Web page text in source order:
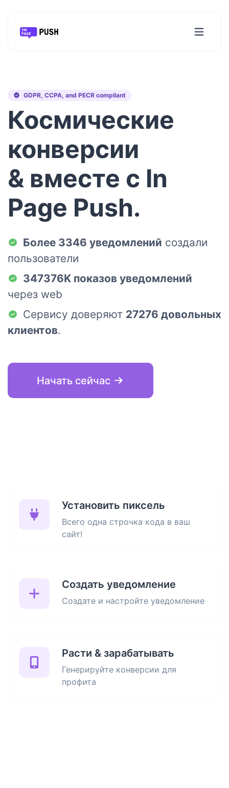
GDPR, CCPA, and PECR compliant
Космические
конверсии
& вместе с In
Page Push.
Более 3346 уведомлений создали
пользователи
347376K показов уведомлений
через web
Сервису доверяют 27276 довольных
клиентов.
Начать сейчас
Установить пиксель
Всего одна строчка кода в ваш
сайт!
Создать уведомление
Создате и настройте уведомление
Расти & зарабатывать
Генерируйте конверсии для
профита